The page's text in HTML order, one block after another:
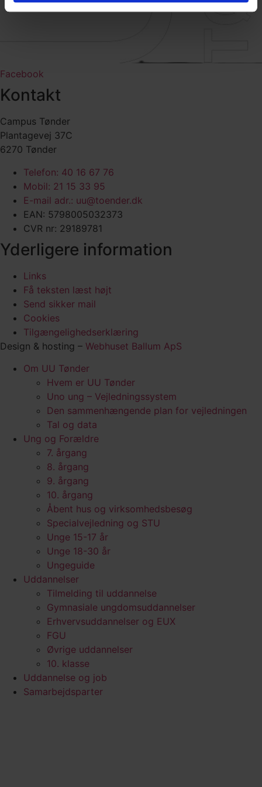
Facebook
Kontakt
Campus Tønder
Plantagevej 37C
6270 Tønder
Telefon: 40 16 67 76
Mobil: 21 15 33 95
E-mail adr.: uu@toender.dk
EAN: 5798005032373
CVR nr: 29189781
Yderligere information
Links
Få teksten læst højt
Send sikker mail
Cookies
Tilgængelighedserklæring
Design & hosting – Webhuset Ballum ApS
Om UU Tønder
Hvem er UU Tønder
Uno ung – Vejledningssystem
Den sammenhængende plan for vejledningen
Tal og data
Ung og Forældre
7. årgang
8. årgang
9. årgang
10. årgang
Åbent hus og virksomhedsbesøg
Specialvejledning og STU
Unge 15-17 år
Unge 18-30 år
Ungeguide
Uddannelser
Tilmelding til uddannelse
Gymnasiale ungdomsuddannelser
Erhvervsuddannelser og EUX
FGU
Øvrige uddannelser
10. klasse
Uddannelse og job
Samarbejdsparter